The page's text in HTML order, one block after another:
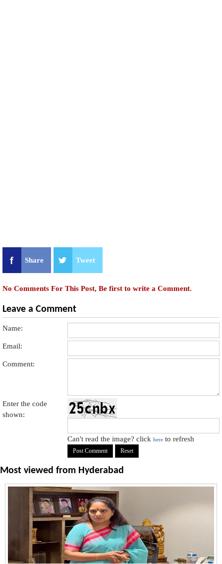
Share Tweet
No Comments For This Post, Be first to write a Comment.
Leave a Comment
Name:
Email:
Comment:
Enter the code
shown:
Can't read the image? clickhere to refresh
Most viewed from Hyderabad